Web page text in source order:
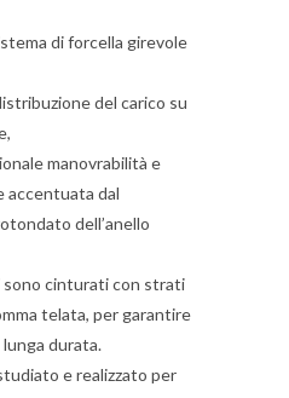
di forcella girevole
del carico su
manovrabilità e
accentuata dal
dell’anello
cinturati con strati
telata, per garantire
durata.
e realizzato per